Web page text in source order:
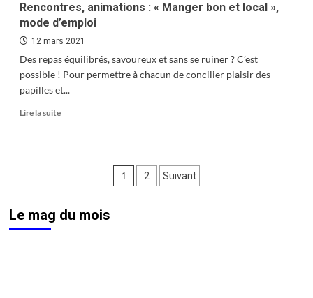
médico-
sociaux
Rencontres, animations : « Manger bon et local »,
mode d’emploi
12 mars 2021
Des repas équilibrés, savoureux et sans se ruiner ? C’est
possible ! Pour permettre à chacun de concilier plaisir des
papilles et...
Lire la suiteEn
bon
Pagination
1 2 Suivant
Le mag du mois